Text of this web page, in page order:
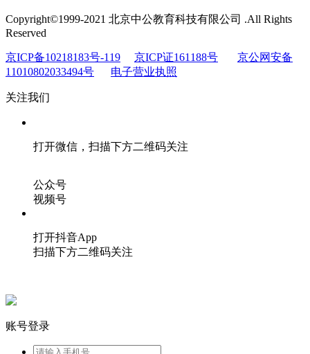
Copyright©1999-2021 北京中公教育科技有限公司 .All Rights
Reserved
京ICP备10218183号-119 京ICP证161188号
京公网安备
11010802033494号
电子营业执照
关注我们
打开微信，扫描下方二维码关注
公众号
视频号
打开抖音App
扫描下方二维码关注
账号登录